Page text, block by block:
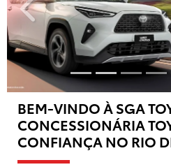
templates.template-
BEM-VINDO À SGA
CONCESSIONÁRIA
CONFIANÇA NO RIO